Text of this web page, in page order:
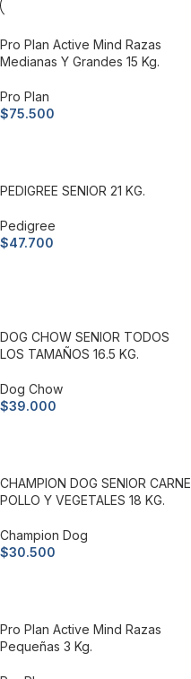
Pro Plan Active Mind Razas
Medianas Y Grandes 15 Kg.
Pro Plan
$75.500
PEDIGREE SENIOR 21 KG.
Pedigree
$47.700
DOG CHOW SENIOR TODOS
LOS TAMAÑOS 16.5 KG.
Dog Chow
$39.000
CHAMPION DOG SENIOR CARNE,
POLLO Y VEGETALES 18 KG.
Champion Dog
$30.500
Pro Plan Active Mind Razas
Pequeñas 3 Kg.